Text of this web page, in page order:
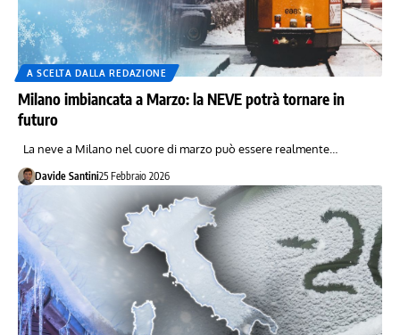
A SCELTA DALLA REDAZIONE
Milano imbiancata a Marzo: la NEVE potrà tornare in
futuro
La neve a Milano nel cuore di marzo può essere realmente…
Davide Santini25 Febbraio 2026